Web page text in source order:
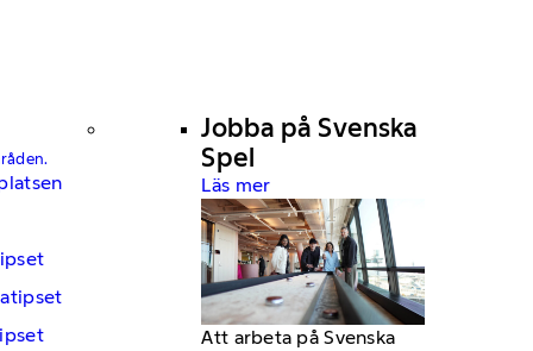
Jobba på Svenska
Spel
Läs mer
Att arbeta på Svenska